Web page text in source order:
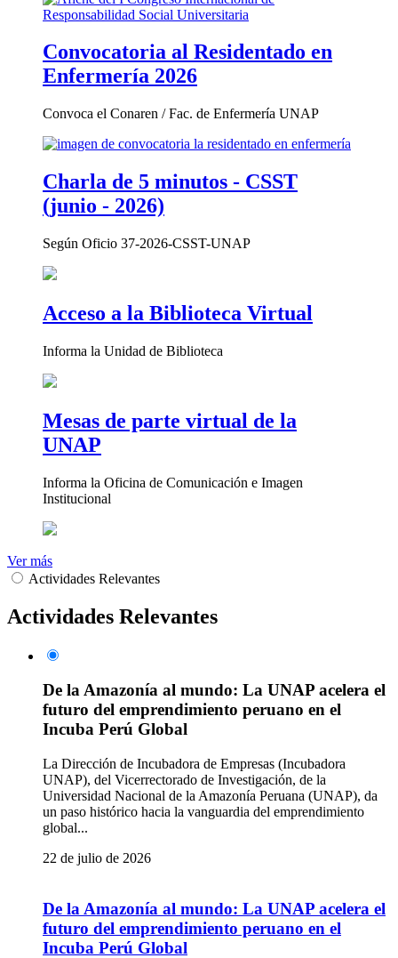
Convocatoria al Residentado en
Enfermería 2026
Convoca el Conaren / Fac. de Enfermería UNAP
Charla de 5 minutos - CSST
(junio - 2026)
Según Oficio 37-2026-CSST-UNAP
Acceso a la Biblioteca Virtual
Informa la Unidad de Biblioteca
Mesas de parte virtual de la
UNAP
Informa la Oficina de Comunicación e Imagen
Institucional
Ver más
Actividades Relevantes
Actividades Relevantes
De la Amazonía al mundo: La UNAP acelera el
futuro del emprendimiento peruano en el
Incuba Perú Global
La Dirección de Incubadora de Empresas (Incubadora
UNAP), del Vicerrectorado de Investigación, de la
Universidad Nacional de la Amazonía Peruana (UNAP), da
un paso histórico hacia la vanguardia del emprendimiento
global...
22 de julio de 2026
De la Amazonía al mundo: La UNAP acelera el
futuro del emprendimiento peruano en el
Incuba Perú Global